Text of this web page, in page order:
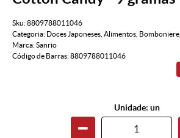
Sku:8809788011046
Categoria: Doces Japoneses Alimentos Bomboniere
Marca:Sanrio
Código de Barras:8809788011046
Unidade: un